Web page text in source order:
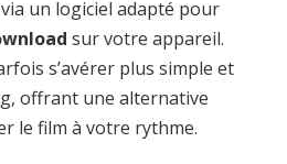
un logiciel adapté pour
sur votre appareil.
s’avérer plus simple et
offrant une alternative
le film à votre rythme.